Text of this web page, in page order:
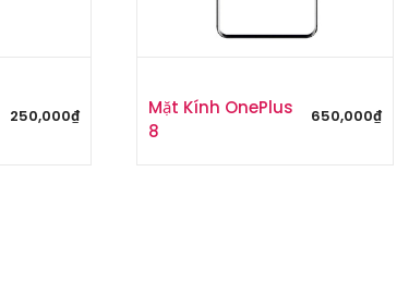
250,000₫
Mặt Kính OnePlus
8
650,000₫